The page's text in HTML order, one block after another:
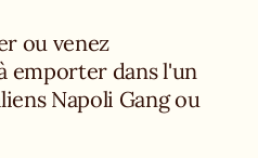
ou venez
emporter dans l'un
Napoli Gang ou